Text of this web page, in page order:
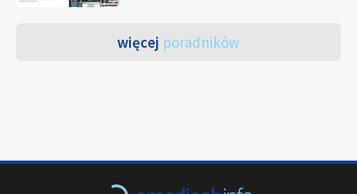
więcej poradników